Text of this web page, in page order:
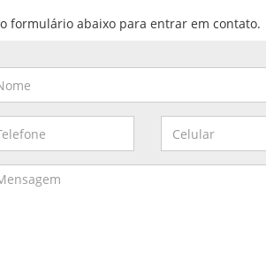
formulário abaixo para entrar em contato.